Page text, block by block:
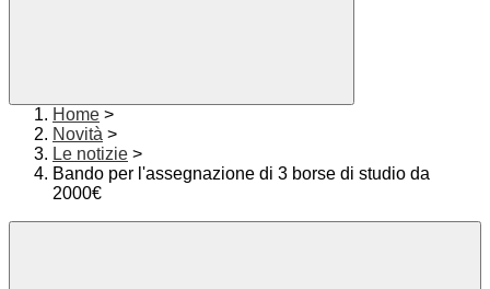
Home >
Novità >
Le notizie >
Bando per l'assegnazione di 3 borse di studio da
2000€